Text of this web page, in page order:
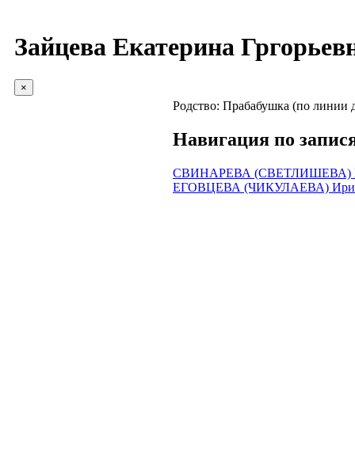
Зайцева Екатерина
×
Родство: Прабабушка (по линии
Навигация по
СВИНАРЕВА (СВЕТЛИШЕВА)
ЕГОВЦЕВА (ЧИКУЛАЕВА)